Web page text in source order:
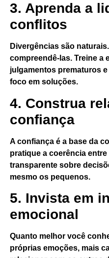
3. Aprenda a
conflitos
Divergências são
compreendê-las. Treine a
julgamentos prematuros
foco em soluções.
4. Construa
confiança
A confiança é a base da
pratique a coerência
transparente sobre
mesmo os pequenos.
5. Invista em
emocional
Quanto melhor você
próprias emoções, mais